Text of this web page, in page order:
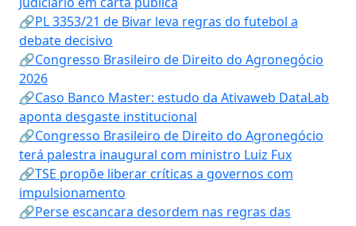
🔗PL 3353/21 de Bivar leva regras do futebol a
debate decisivo
🔗Congresso Brasileiro de Direito do Agronegócio
2026
🔗Caso Banco Master: estudo da Ativaweb DataLab
aponta desgaste institucional
🔗Congresso Brasileiro de Direito do Agronegócio
terá palestra inaugural com ministro Luiz Fux
🔗TSE propõe liberar críticas a governos com
impulsionamento
🔗Perse escancara desordem nas regras das